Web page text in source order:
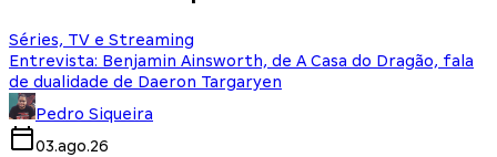
Séries, TV e Streaming
Entrevista: Benjamin Ainsworth, de A Casa do Dragão, fala
de dualidade de Daeron Targaryen
Pedro Siqueira
03.ago.26